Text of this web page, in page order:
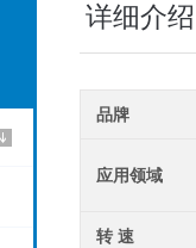
详细介绍
品牌
应用领域
转 速